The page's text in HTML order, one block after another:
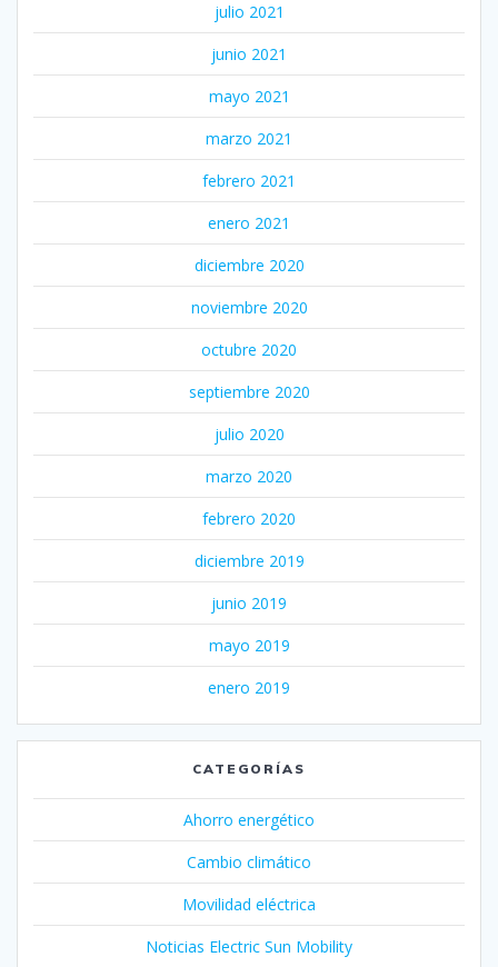
julio 2021
junio 2021
mayo 2021
marzo 2021
febrero 2021
enero 2021
diciembre 2020
noviembre 2020
octubre 2020
septiembre 2020
julio 2020
marzo 2020
febrero 2020
diciembre 2019
junio 2019
mayo 2019
enero 2019
CATEGORÍAS
Ahorro energético
Cambio climático
Movilidad eléctrica
Noticias Electric Sun Mobility